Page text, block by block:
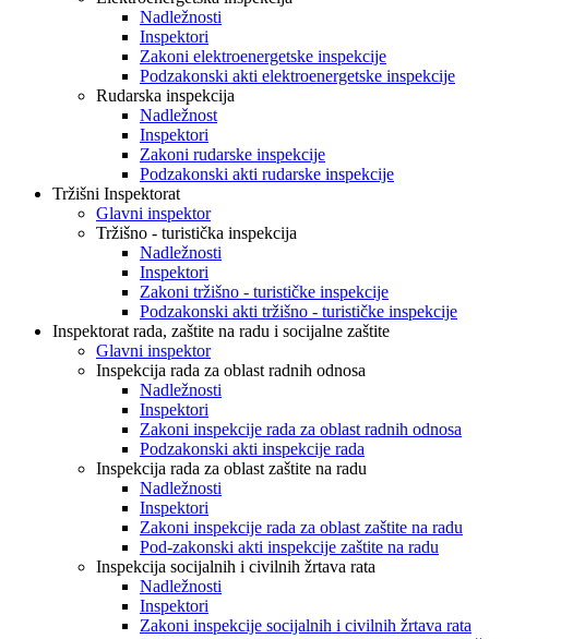
Nadležnosti
Inspektori
Zakoni elektroenergetske inspekcije
Podzakonski akti elektroenergetske inspekcije
Rudarska inspekcija
Nadležnost
Inspektori
Zakoni rudarske inspekcije
Podzakonski akti rudarske inspekcije
Tržišni Inspektorat
Glavni inspektor
Tržišno - turistička inspekcija
Nadležnosti
Inspektori
Zakoni tržišno - turističke inspekcije
Podzakonski akti tržišno - turističke inspekcije
Inspektorat rada, zaštite na radu i socijalne zaštite
Glavni inspektor
Inspekcija rada za oblast radnih odnosa
Nadležnosti
Inspektori
Zakoni inspekcije rada za oblast radnih odnosa
Podzakonski akti inspekcije rada
Inspekcija rada za oblast zaštite na radu
Nadležnosti
Inspektori
Zakoni inspekcije rada za oblast zaštite na radu
Pod-zakonski akti inspekcije zaštite na radu
Inspekcija socijalnih i civilnih žrtava rata
Nadležnosti
Inspektori
Zakoni inspekcije socijalnih i civilnih žrtava rata